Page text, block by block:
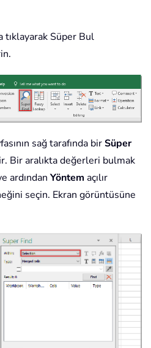
tıklayarak Süper Bul
sağ tarafında birSüper
Bir aralıkta değerleri bulmak
ardından Yöntem açılır
seçin. Ekran görüntüsüne